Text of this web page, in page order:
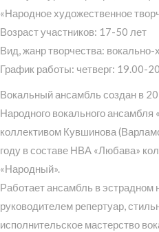
«Народное художественное
Возраст участников: 17-50 лет
Вид, жанр творчества: вокально-
График работы: четверг: 19.00-
Вокальный ансамбль создан в
Народного вокального ансамбля
коллективом Кувшинова
году в составе НВА «Любава»
«Народный».
Работает ансамбль в
руководителем репертуар,
исполнительское мастерство